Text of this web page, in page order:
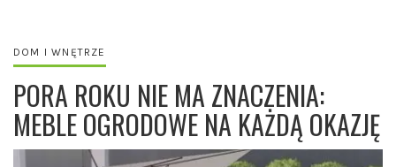
DOM I WNĘTRZE
PORA ROKU NIE MA ZNACZENIA:
MEBLE OGRODOWE NA KAŻDĄ OKAZJĘ